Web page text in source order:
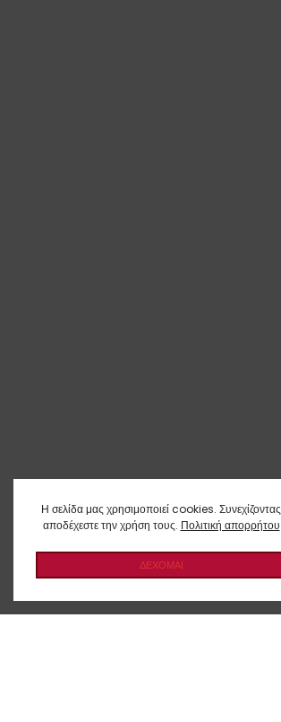
Η σελίδα μας χρησιμοποιεί cookies. Συνεχίζοντας
αποδέχεστε την χρήση τους. Πολιτική απορρήτου
ΔΕΧΟΜΑΙ